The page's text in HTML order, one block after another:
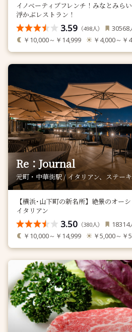
イノベーティブフレンチ！みなとみら
浮かぶレストラン！
3.59 （498人） 30568
￥10,000～￥14,999 ￥4,000～￥
Re：Journal
元町・中華街駅 / イタリアン、ステー
【横浜･山下町の新名所】絶景のオー
イタリアン
3.50 （380人） 18314
￥10,000～￥14,999 ￥5,000～￥